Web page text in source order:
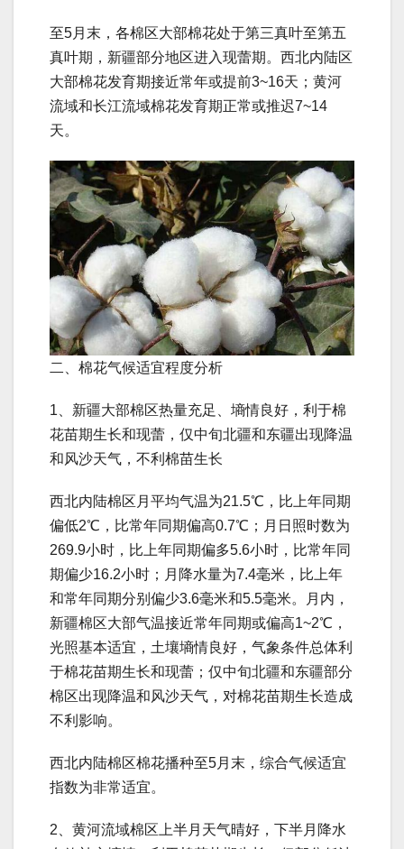
至5月末，各棉区大部棉花处于第三真叶至第五
真叶期，新疆部分地区进入现蕾期。西北内陆区
大部棉花发育期接近常年或提前3~16天；黄河
流域和长江流域棉花发育期正常或推迟7~14
天。
二、棉花气候适宜程度分析
1、新疆大部棉区热量充足、墒情良好，利于棉
花苗期生长和现蕾，仅中旬北疆和东疆出现降温
和风沙天气，不利棉苗生长
西北内陆棉区月平均气温为21.5℃，比上年同期
偏低2℃，比常年同期偏高0.7℃；月日照时数为
269.9小时，比上年同期偏多5.6小时，比常年同
期偏少16.2小时；月降水量为7.4毫米，比上年
和常年同期分别偏少3.6毫米和5.5毫米。月内，
新疆棉区大部气温接近常年同期或偏高1~2℃，
光照基本适宜，土壤墒情良好，气象条件总体利
于棉花苗期生长和现蕾；仅中旬北疆和东疆部分
棉区出现降温和风沙天气，对棉花苗期生长造成
不利影响。
西北内陆棉区棉花播种至5月末，综合气候适宜
指数为非常适宜。
2、黄河流域棉区上半月天气晴好，下半月降水